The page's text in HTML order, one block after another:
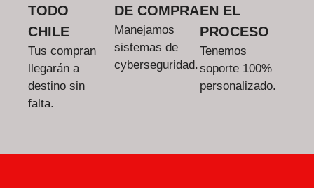
TODO
CHILE
Tus compran
llegarán a
destino sin
falta.
DE COMPRA
Manejamos
sistemas de
cyberseguridad.
EN EL
PROCESO
Tenemos
soporte 100%
personalizado.